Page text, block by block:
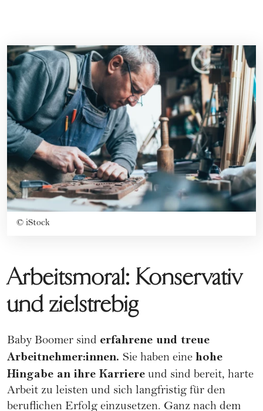
© iStock
Arbeitsmoral: Konservativ
und zielstrebig
Baby Boomer sind erfahrene und treue
Arbeitnehmer:innen. Sie haben eine hohe
Hingabe an ihre Karriere und sind bereit, harte
Arbeit zu leisten und sich langfristig für den
beruflichen Erfolg einzusetzen. Ganz nach dem